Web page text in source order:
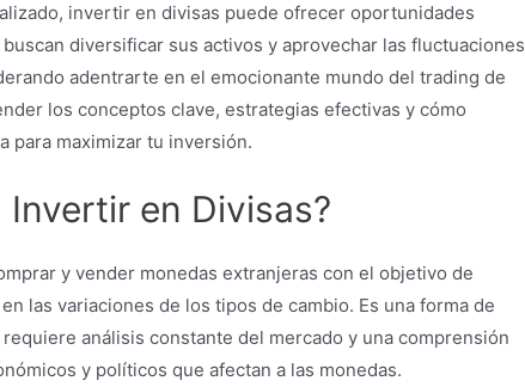
invertir en divisas puede ofrecer oportunidades
diversificar sus activos y aprovechar las fluctuaciones
adentrarte en el emocionante mundo del trading de
los conceptos clave, estrategias efectivas y cómo
para maximizar tu inversión.
Invertir en Divisas?
y vender monedas extranjeras con el objetivo de
las variaciones de los tipos de cambio. Es una forma de
análisis constante del mercado y una comprensión
y políticos que afectan a las monedas.